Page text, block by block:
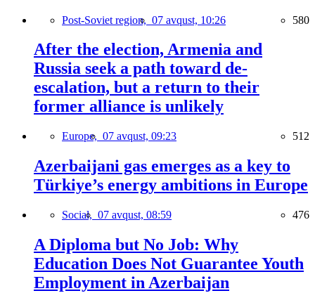
Post-Soviet region, 07 avqust, 10:26 580
After the election, Armenia and
Russia seek a path toward de-
escalation, but a return to their
former alliance is unlikely
Europe, 07 avqust, 09:23 512
Azerbaijani gas emerges as a key to
Türkiye’s energy ambitions in Europe
Social, 07 avqust, 08:59 476
A Diploma but No Job: Why
Education Does Not Guarantee Youth
Employment in Azerbaijan